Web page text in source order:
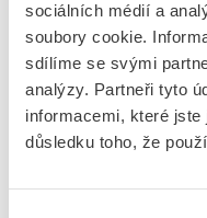
sociálních médií a
soubory cookie.
sdílíme se svými
analýzy. Partneři tyto
informacemi, které
důsledku toho, že
5 dní 13 ks